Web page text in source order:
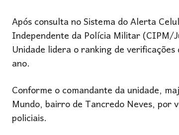
Após consulta no Sistema do Alerta
Independente da Polícia Militar
Unidade lidera o ranking de
ano.
Conforme o comandante da unidade,
Mundo, bairro de Tancredo Neves, por
policiais.